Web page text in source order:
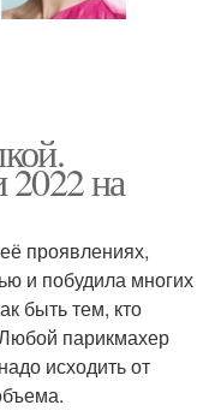
на
проявлениях,
и побудила многих
быть тем, кто
Любой парикмахер
исходить от